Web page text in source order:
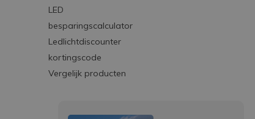
LED
besparingscalculator
Ledlichtdiscounter
kortingscode
Vergelijk producten